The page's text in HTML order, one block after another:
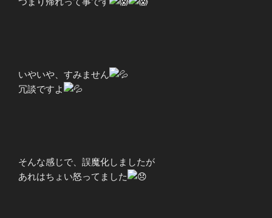
いやいや、すみません
冗談ですよ
そんな感じで、誤魔化しましたが
あれはちょい怒ってました